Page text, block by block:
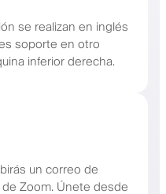
se realizan en inglés
soporte en otro
inferior derecha.
un correo de
Zoom. Únete desde